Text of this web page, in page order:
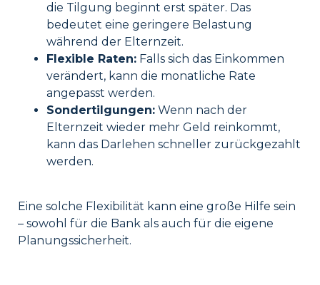
die Tilgung beginnt erst später. Das
bedeutet eine geringere Belastung
während der Elternzeit.
Flexible Raten: Falls sich das Einkommen
verändert, kann die monatliche Rate
angepasst werden.
Sondertilgungen: Wenn nach der
Elternzeit wieder mehr Geld reinkommt,
kann das Darlehen schneller zurückgezahlt
werden.
Eine solche Flexibilität kann eine große Hilfe sein
– sowohl für die Bank als auch für die eigene
Planungssicherheit.